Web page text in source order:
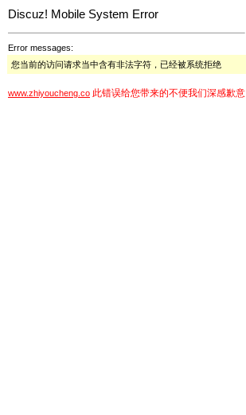
Discuz! Mobile System Error
Error messages:
您当前的访问请求当中含有非法字符，已经被系统拒绝
www.zhiyoucheng.co 此错误给您带来的不便我们深感歉意